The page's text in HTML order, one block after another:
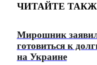
ЧИТАЙТЕ
Мирошник
готовиться к
на Украине